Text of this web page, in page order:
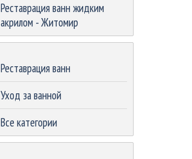
Реставрация ванн жидким
акрилом - Житомир
Реставрация ванн
Уход за ванной
Все категории